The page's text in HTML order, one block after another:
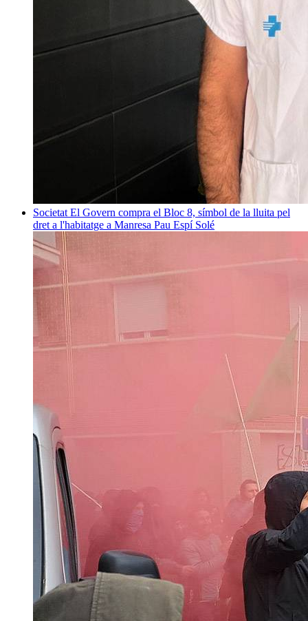
Societat El Govern compra el Bloc 8, símbol de la lluita pel
dret a l'habitatge a Manresa Pau Espí Solé